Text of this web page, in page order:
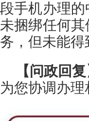
段手机办理
未捆绑任何
务，但未能
【问政回复
为您协调办